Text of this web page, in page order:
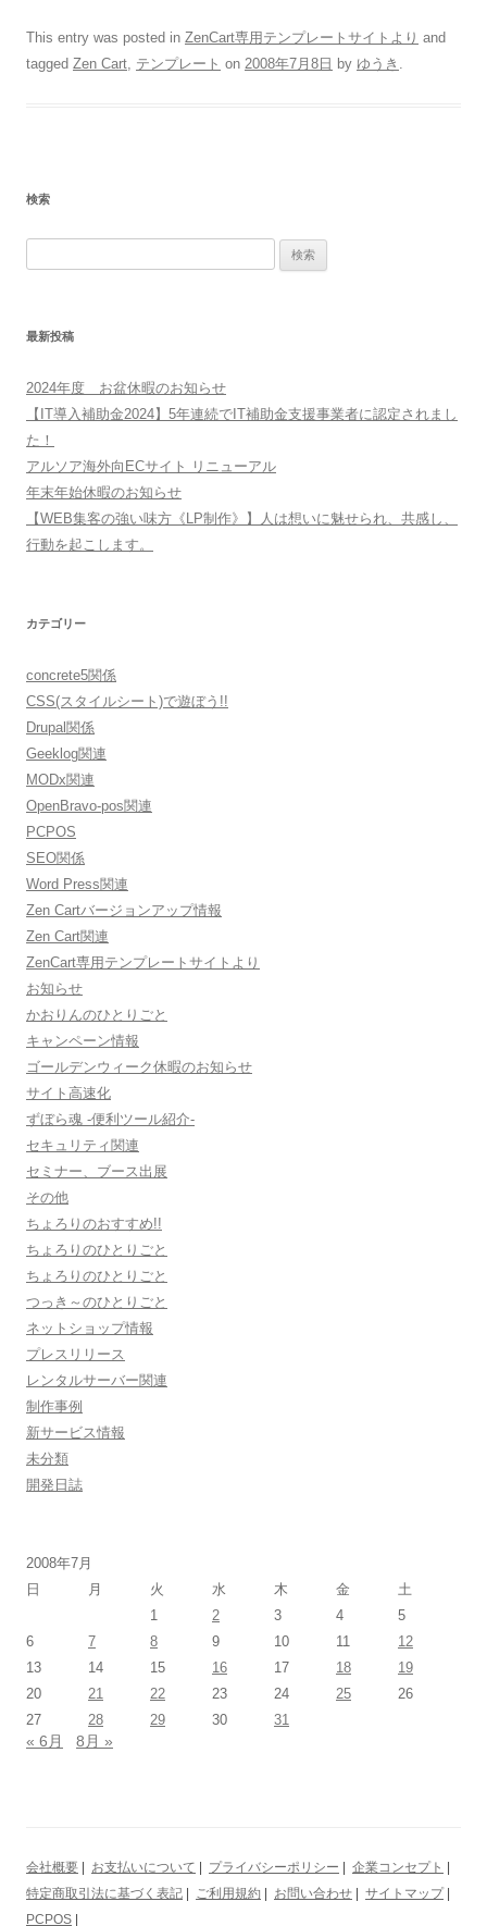
This entry was posted in ZenCart専用テンプレートサイトより and
tagged Zen Cart, テンプレート on 2008年7月8日 by ゆうき .
検索
最新投稿
2024年度 お盆休暇のお知らせ
【IT導入補助金2024】5年連続でIT補助金支援事業者に認定されまし
た！
アルソア海外向ECサイト リニューアル
年末年始休暇のお知らせ
【WEB集客の強い味方《LP制作》】人は想いに魅せられ、共感し、
行動を起こします。
カテゴリー
concrete5関係
CSS(スタイルシート)で遊ぼう!!
Drupal関係
Geeklog関連
MODx関連
OpenBravo-pos関連
PCPOS
SEO関係
Word Press関連
Zen Cartバージョンアップ情報
Zen Cart関連
ZenCart専用テンプレートサイトより
お知らせ
かおりんのひとりごと
キャンペーン情報
ゴールデンウィーク休暇のお知らせ
サイト高速化
ずぼら魂 -便利ツール紹介-
セキュリティ関連
セミナー、ブース出展
その他
ちょろりのおすすめ!!
ちょろりのひとりごと
ちょろりのひとりごと
つっき～のひとりごと
ネットショップ情報
プレスリリース
レンタルサーバー関連
制作事例
新サービス情報
未分類
開発日誌
2008年7月
日
月 火 水 木 金
土
1
2 3 4
5
6
7 8 9 10 11
12
13
14 15 16 17 18
19
20
21 22 23 24 25
26
27
28 29 30 31
« 6月 8月 »
会社概要 お支払いについて プライバシーポリシー 企業コンセプト
特定商取引法に基づく表記
ご利用規約 お問い合わせ サイトマップ|
PCPOS